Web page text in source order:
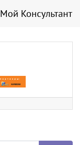
Мой Консультант